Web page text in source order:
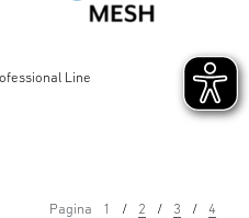
Line
Pagina 1 2 3 4